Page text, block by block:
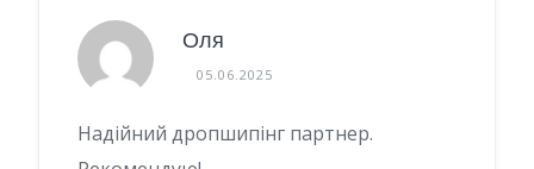
Оля
05.06.2025
Надійний дропшипінг партнер.